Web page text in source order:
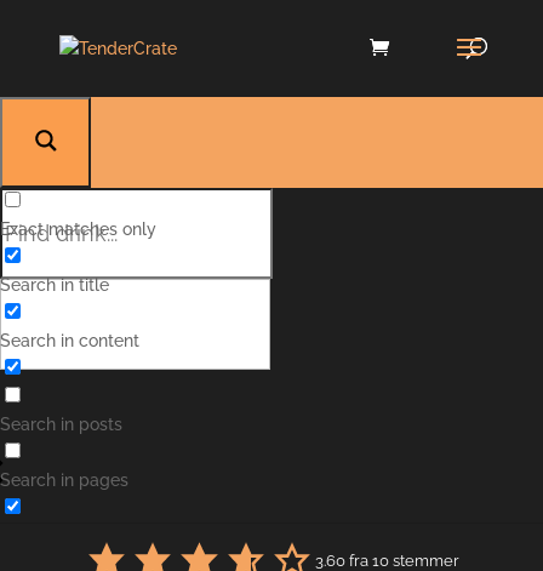
Exact matches only
Search in title
Search in content
Search in posts
Search in pagesJÄGERINHA
3.60fra10stemmer